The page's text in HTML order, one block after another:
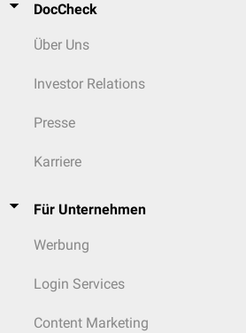
DocCheck
Über Uns
Investor Relations
Presse
Karriere
Für Unternehmen
Werbung
Login Services
Content Marketing